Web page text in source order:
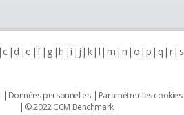
c d e f g h i j k l m n o p q r s
Données personnelles Paramétrer les cookies
© 2022 CCM Benchmark